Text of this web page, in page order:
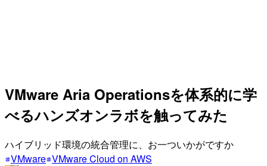
VMware Aria Operationsを体系的に学
べるハンズオンラボを触ってみた
ハイブリッド環境の統合管理に、お一ついかがですか
VMware VMware Cloud on AWS